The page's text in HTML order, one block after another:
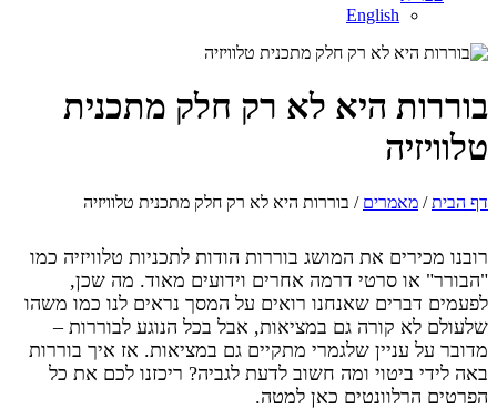
English
בוררות היא לא רק חלק מתכנית
טלוויזיה
דף הבית/ מאמרים / בוררות היא לא רק חלק מתכנית טלוויזיה
רובנו מכירים את המושג בוררות הודות לתכניות טלוויזיה כמו
"הבורר" או סרטי דרמה אחרים וידועים מאוד. מה שכן,
לפעמים דברים שאנחנו רואים על המסך נראים לנו כמו משהו
שלעולם לא קורה גם במציאות, אבל בכל הנוגע לבוררות –
מדובר על עניין שלגמרי מתקיים גם במציאות. אז איך בוררות
באה לידי ביטוי ומה חשוב לדעת לגביה? ריכזנו לכם את כל
הפרטים הרלוונטים כאן למטה.